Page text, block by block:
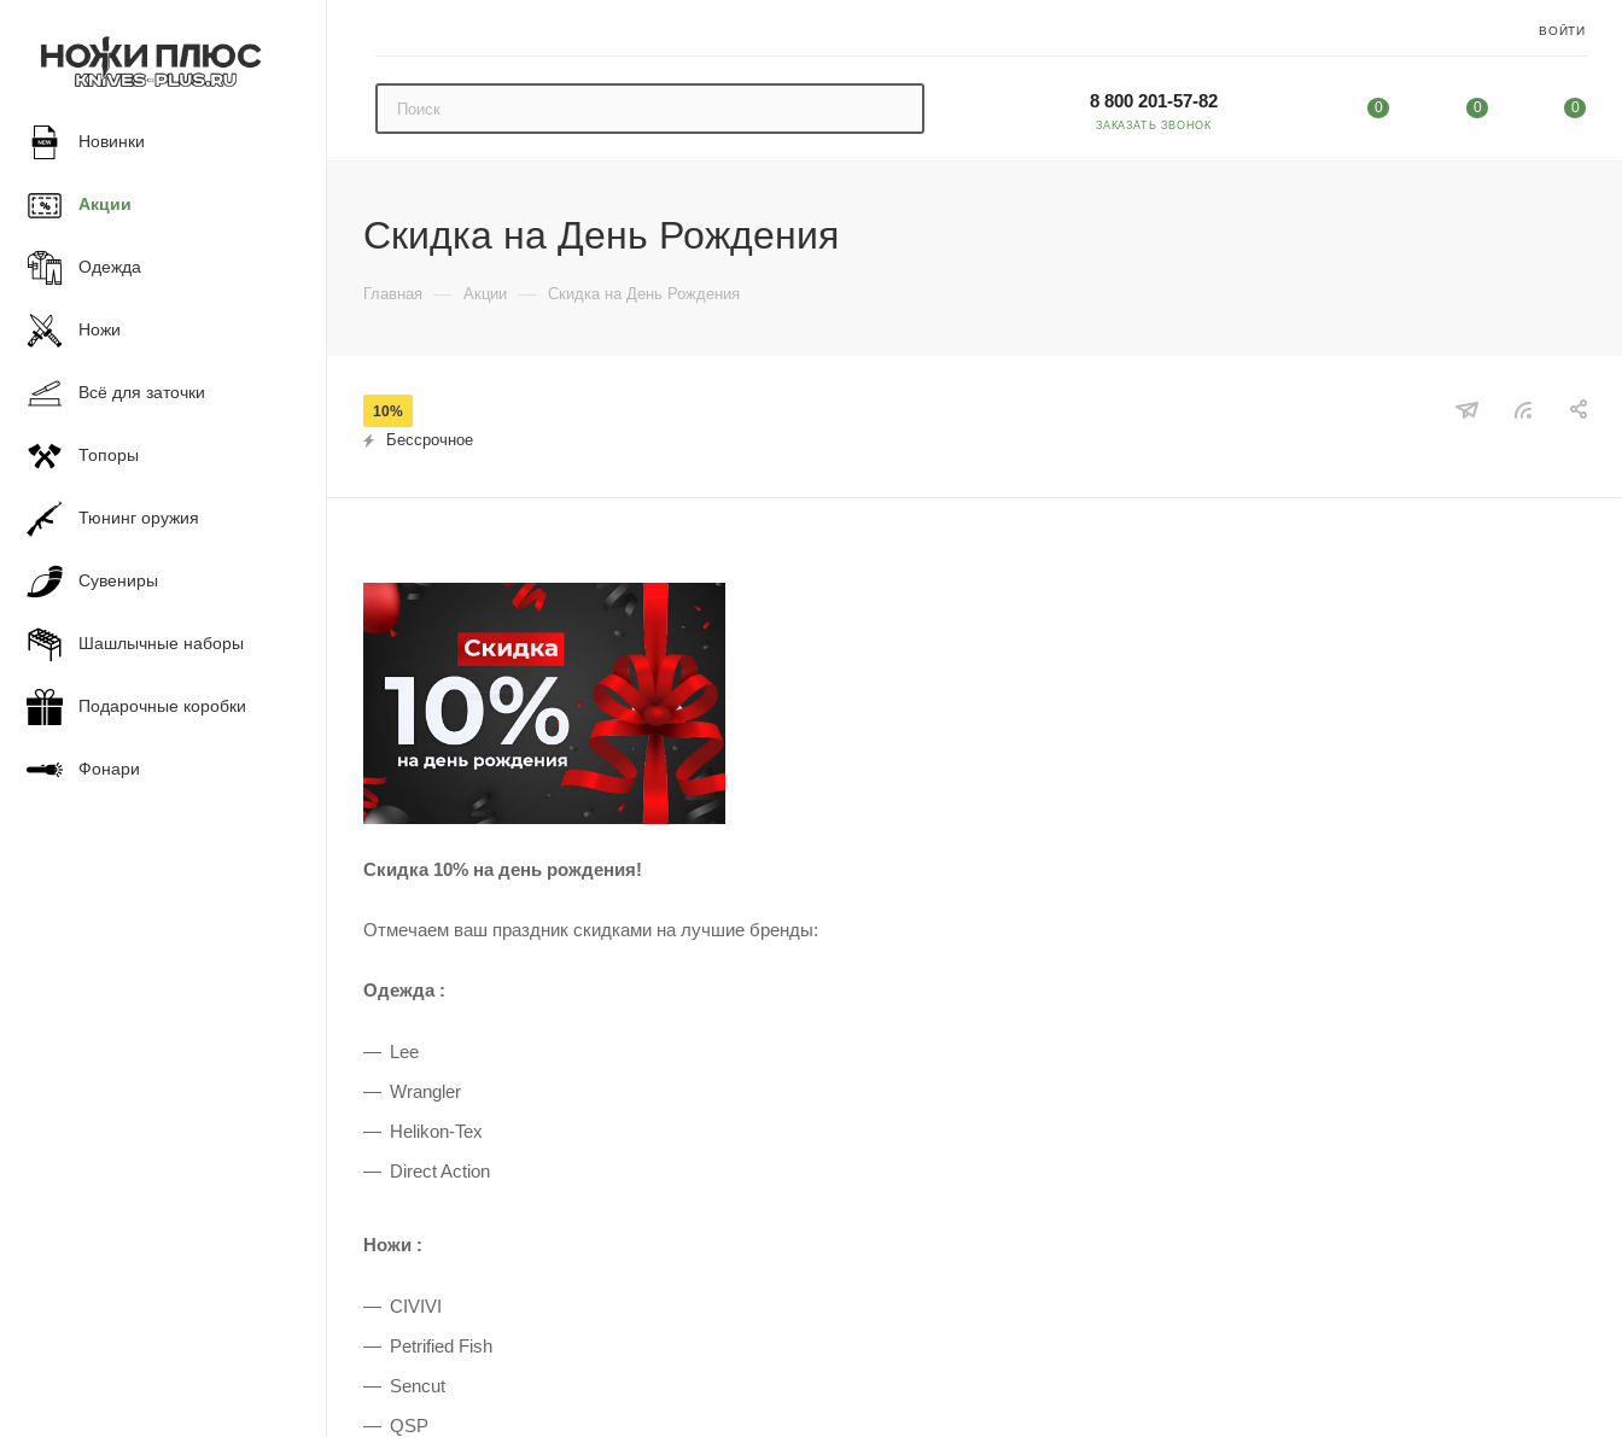
ВОЙТИ
8 800 201-57-82
ЗАКАЗАТЬ ЗВОНОК
0 0 0
Новинки
Акции
Одежда
Ножи
Всё для заточки
Топоры
Тюнинг оружия
Сувениры
Шашлычные наборы
Подарочные коробки
Фонари
Скидка на День Рождения
Главная — Акции — Скидка на День Рождения
10%
Бессрочное
Скидка 10% на день рождения!
Отмечаем ваш праздник скидками на лучшие бренды:
Одежда :
Lee
Wrangler
Helikon-Tex
Direct Action
Ножи :
CIVIVI
Petrified Fish
Sencut
QSP